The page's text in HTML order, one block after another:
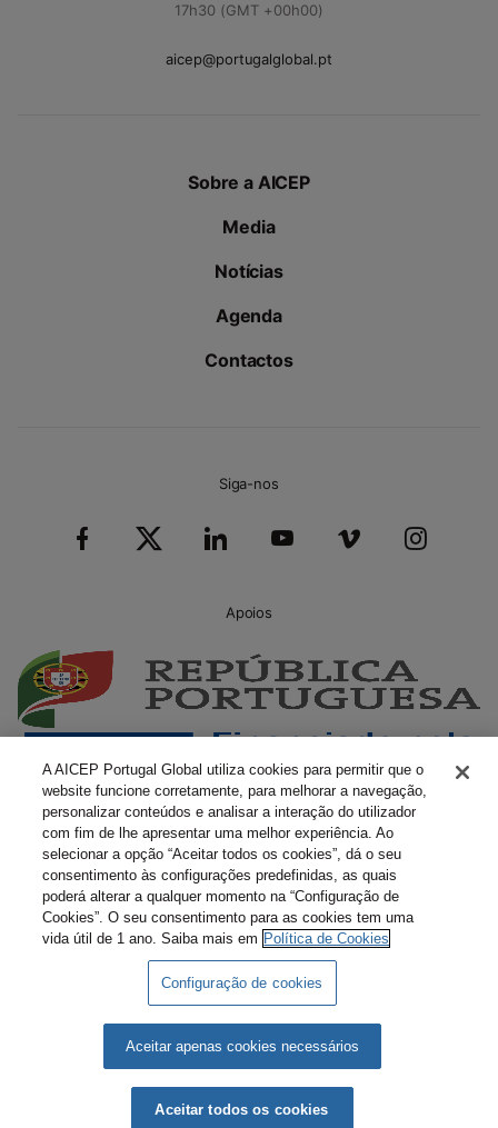
17h30 (GMT +00h00)
aicep@portugalglobal.pt
Sobre a AICEP
Media
Notícias
Agenda
Contactos
Siga-nos
Apoios
Livro Amarelo Eletrónico
Política de Privacidade Política de Cookies
A AICEP Portugal Global utiliza cookies para permitir que o
website funcione corretamente, para melhorar a navegação,
personalizar conteúdos e analisar a interação do utilizador
com fim de lhe apresentar uma melhor experiência. Ao
selecionar a opção “Aceitar todos os cookies”, dá o seu
consentimento às configurações predefinidas, as quais
poderá alterar a qualquer momento na “Configuração de
Cookies”. O seu consentimento para as cookies tem uma
vida útil de 1 ano. Saiba mais em Política de Cookies
Configuração de cookies
Aceitar apenas cookies necessários
Aceitar todos os cookies